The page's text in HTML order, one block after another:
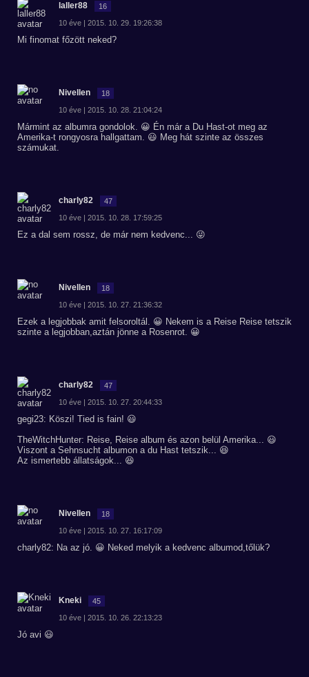
laller88 16
10 éve | 2015. 10. 29. 19:26:38
Mi finomat főzött neked?
Nivellen 18
10 éve | 2015. 10. 28. 21:04:24
Mármint az albumra gondolok. 😀 Én már a Du Hast-ot meg az
Amerika-t rongyosra hallgattam. 😃 Meg hát szinte az összes
számukat.
charly82 47
10 éve | 2015. 10. 28. 17:59:25
Ez a dal sem rossz, de már nem kedvenc... 😜
Nivellen 18
10 éve | 2015. 10. 27. 21:36:32
Ezek a legjobbak amit felsoroltál. 😀 Nekem is a Reise Reise tetszik
szinte a legjobban,aztán jönne a Rosenrot. 😀
charly82 47
10 éve | 2015. 10. 27. 20:44:33
gegi23: Köszi! Tied is fain! 😃
TheWitchHunter: Reise, Reise album és azon belül Amerika... 😃
Viszont a Sehnsucht albumon a du Hast tetszik... 😆
Az ismertebb állatságok... 😆
Nivellen 18
10 éve | 2015. 10. 27. 16:17:09
charly82: Na az jó. 😀 Neked melyik a kedvenc albumod,tőlük?
Kneki 45
10 éve | 2015. 10. 26. 22:13:23
Jó avi 😃